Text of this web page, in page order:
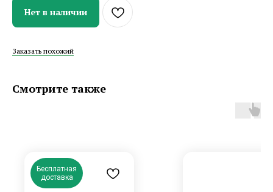
Нет в наличии
Заказать похожий
Смотрите также
Бесплатная
доставка